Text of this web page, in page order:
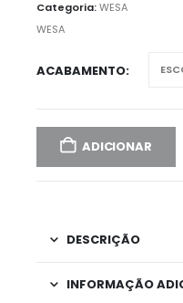
Categoria:WESA
WESA
ACABAMENTO
ADICIONAR
DESCRIÇÃO
INFORMAÇÃO